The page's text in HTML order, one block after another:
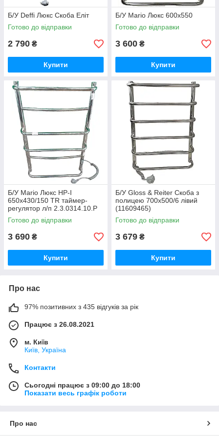
Б/У Deffi Люкс Скоба Еліт
Готово до відправки
2 790 ₴
Купити
Б/У Mario Люкс 600х550
Готово до відправки
3 600 ₴
Купити
Б/У Mario Люкс НР-І
650x430/150 TR таймер-
регулятор л/п 2.3.0314.10.P
Готово до відправки
3 690 ₴
Купити
Б/У Gloss & Reiter Скоба з
полицею 700х500/6 лівий
(11609465)
Готово до відправки
3 679 ₴
Купити
Про нас
97% позитивних з 435 відгуків за рік
Працює з 26.08.2021
м. Київ
Київ, Україна
Контакти
Сьогодні працює з 09:00 до 18:00
Показати весь графік роботи
Про нас